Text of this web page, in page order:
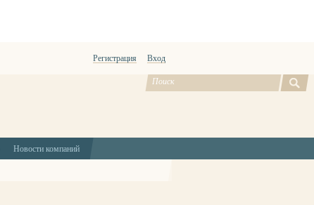
Регистрация Вход
Новости компаний